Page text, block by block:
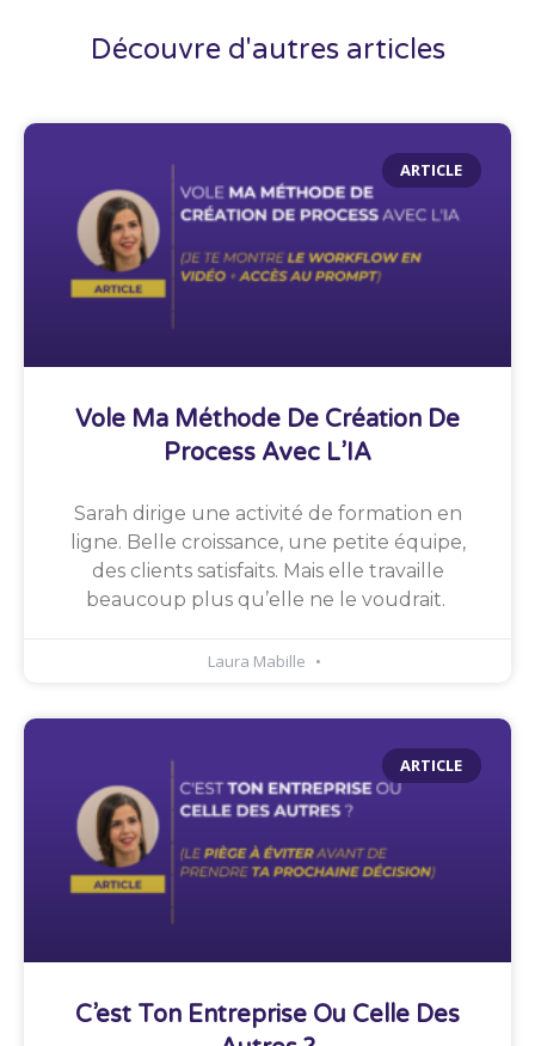
Découvre d'autres articles
ARTICLE
Vole Ma Méthode De Création De
Process Avec L’IA
Sarah dirige une activité de formation en
ligne. Belle croissance, une petite équipe,
des clients satisfaits. Mais elle travaille
beaucoup plus qu’elle ne le voudrait.
Laura Mabille
ARTICLE
C’est Ton Entreprise Ou Celle Des